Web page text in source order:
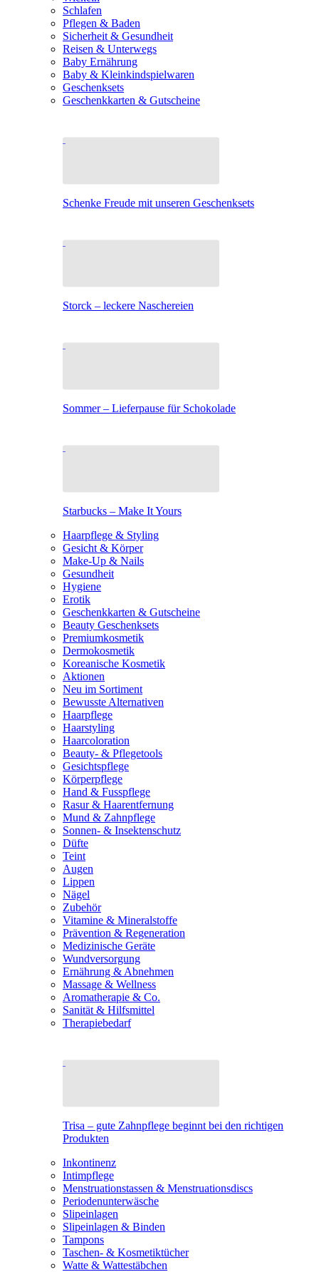
Schlafen
Pflegen & Baden
Sicherheit & Gesundheit
Reisen & Unterwegs
Baby Ernährung
Baby & Kleinkindspielwaren
Geschenksets
Geschenkkarten & Gutscheine
Schenke Freude mit unseren Geschenksets
Storck – leckere Naschereien
Sommer – Lieferpause für Schokolade
Starbucks – Make It Yours
Haarpflege & Styling
Gesicht & Körper
Make-Up & Nails
Gesundheit
Hygiene
Erotik
Geschenkkarten & Gutscheine
Beauty Geschenksets
Premiumkosmetik
Dermokosmetik
Koreanische Kosmetik
Aktionen
Neu im Sortiment
Bewusste Alternativen
Haarpflege
Haarstyling
Haarcoloration
Beauty- & Pflegetools
Gesichtspflege
Körperpflege
Hand & Fusspflege
Rasur & Haarentfernung
Mund & Zahnpflege
Sonnen- & Insektenschutz
Düfte
Teint
Augen
Lippen
Nägel
Zubehör
Vitamine & Mineralstoffe
Prävention & Regeneration
Medizinische Geräte
Wundversorgung
Ernährung & Abnehmen
Massage & Wellness
Aromatherapie & Co.
Sanität & Hilfsmittel
Therapiebedarf
Trisa – gute Zahnpflege beginnt bei den richtigen
Produkten
Inkontinenz
Intimpflege
Menstruationstassen & Menstruationsdiscs
Periodenunterwäsche
Slipeinlagen
Slipeinlagen & Binden
Tampons
Taschen- & Kosmetiktücher
Watte & Wattestäbchen